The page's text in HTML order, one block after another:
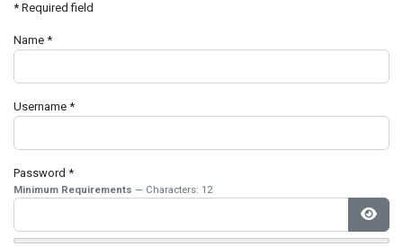
* Required field
Name *
Username *
Password *
Minimum Requirements — Characters: 12